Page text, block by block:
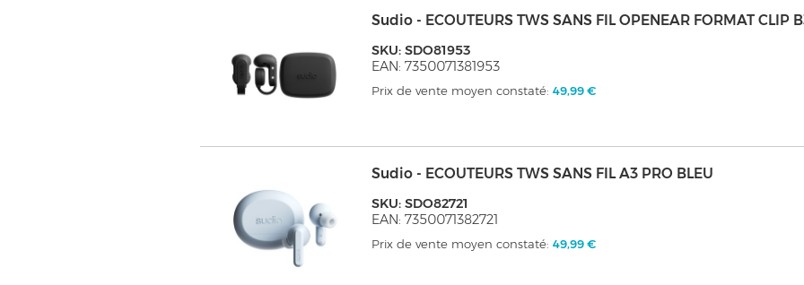
Sudio - ECOUTEURS TWS SANS FIL OPENEAR FORMAT CLIP
SKU: SDO81953
EAN: 7350071381953
Prix de vente moyen constaté:49,99 €
Sudio - ECOUTEURS TWS SANS FIL A3 PRO BLEU
SKU: SDO82721
EAN: 7350071382721
Prix de vente moyen constaté:49,99 €